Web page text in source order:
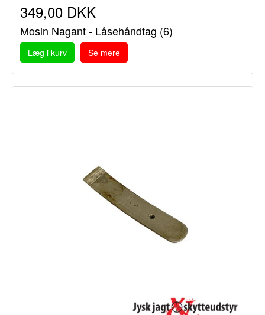
349,00 DKK
Mosin Nagant - Låsehåndtag (6)
Læg i kurv Se mere